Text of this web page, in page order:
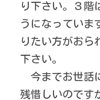
り下さい。３階
うになっていま
りたい方がおら
下さい。
今までお世話
残惜しいのです